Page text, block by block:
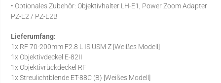
• Optionales Zubehör: Objektivhalter LH-E1, Power Zoom Adapter
PZ-E2 / PZ-E2B
Lieferumfang:
1x RF 70-200mm F2.8 L IS USM Z [Weißes Modell]
1x Objektivdeckel E-82II
1x Objektivrückdeckel RF
1x Streulichtblende ET-88C (B) [Weißes Modell]